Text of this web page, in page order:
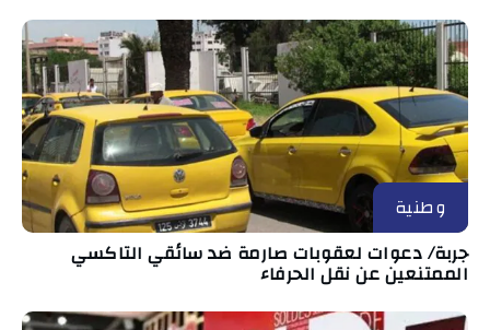
وطنية
جربة/ دعوات لعقوبات صارمة ضد سائقي التاكسي
الممتنعين عن نقل الحرفاء